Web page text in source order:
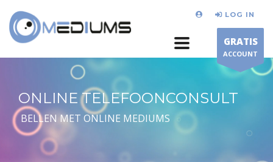
LOG IN
GRATIS
ACCOUNT
ONLINE TELEFOONCONSULT
BELLEN MET ONLINE MEDIUMS